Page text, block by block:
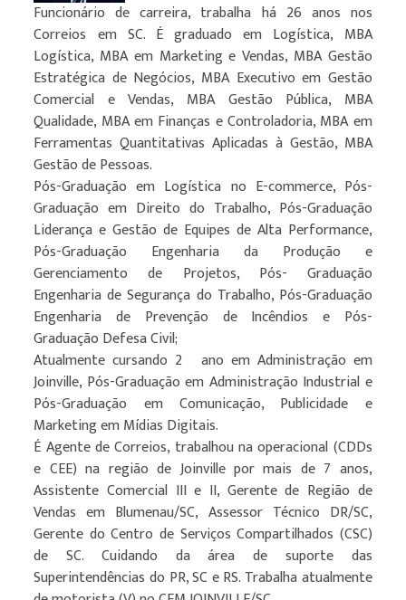
Funcionário de carreira, trabalha há 26 anos nos
Correios em SC. É graduado em Logística, MBA
Logística, MBA em Marketing e Vendas, MBA Gestão
Estratégica de Negócios, MBA Executivo em Gestão
Comercial e Vendas, MBA Gestão Pública, MBA
Qualidade, MBA em Finanças e Controladoria, MBA em
Ferramentas Quantitativas Aplicadas à Gestão, MBA
Gestão de Pessoas.
Pós-Graduação em Logística no E-commerce, Pós-
Graduação em Direito do Trabalho, Pós-Graduação
Liderança e Gestão de Equipes de Alta Performance,
Pós-Graduação Engenharia da Produção e
Gerenciamento de Projetos, Pós- Graduação
Engenharia de Segurança do Trabalho, Pós-Graduação
Engenharia de Prevenção de Incêndios e Pós-
Graduação Defesa Civil;
Atualmente cursando 2º ano em Administração em
Joinville, Pós-Graduação em Administração Industrial e
Pós-Graduação em Comunicação, Publicidade e
Marketing em Mídias Digitais.
É Agente de Correios, trabalhou na operacional (CDDs
e CEE) na região de Joinville por mais de 7 anos,
Assistente Comercial III e II, Gerente de Região de
Vendas em Blumenau/SC, Assessor Técnico DR/SC,
Gerente do Centro de Serviços Compartilhados (CSC)
de SC. Cuidando da área de suporte das
Superintendências do PR, SC e RS. Trabalha atualmente